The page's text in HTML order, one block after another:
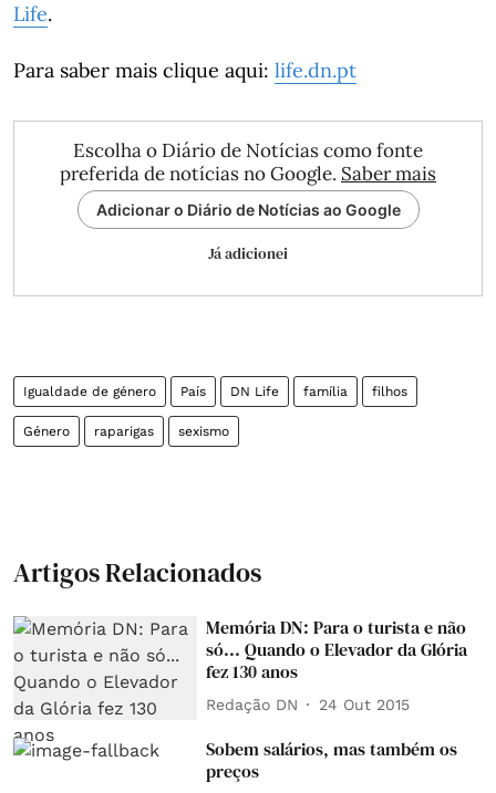
Life.
Para saber mais clique aqui: life.dn.pt
Escolha o Diário de Notícias como fonte
preferida de notícias no Google. Saber mais
Adicionar o Diário de Notícias ao Google
Já adicionei
Igualdade de género País DN Life família filhos
Género raparigas sexismo
Artigos Relacionados
Memória DN: Para o turista e não
só... Quando o Elevador da Glória
fez 130 anos
Redação DN 24 Out 2015
Sobem salários, mas também os
preços